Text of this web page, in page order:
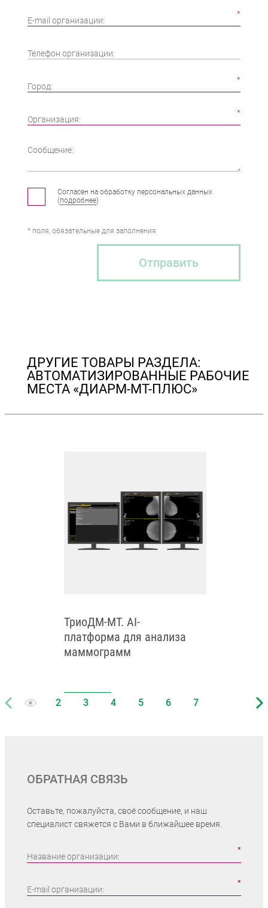
E-mail организации:
Телефон организации:
Город:
Организация:
Сообщение:
Согласен на обработку персональных данных
(подробнее)
* поля, обязательные для заполнения
Отправить
ДРУГИЕ ТОВАРЫ РАЗДЕЛА:
АВТОМАТИЗИРОВАННЫЕ РАБОЧИЕ
МЕСТА «ДИАРМ-МТ-ПЛЮС»
ТриоДМ-МТ. AI-
платформа для анализа
маммограмм
ОБРАТНАЯ СВЯЗЬ
Оставьте, пожалуйста, своё сообщение, и наш
специалист свяжется с Вами в ближайшее время.
Название организации:
E-mail организации: